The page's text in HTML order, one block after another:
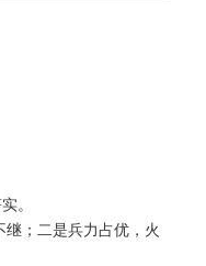
。
；二是兵力占优，火